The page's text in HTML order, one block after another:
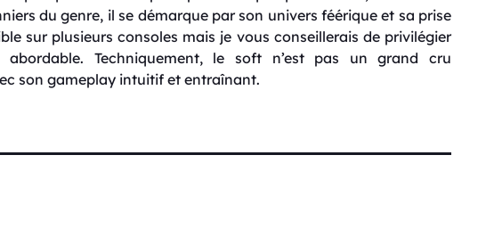
du genre, il se démarque par son univers féérique et sa prise
sur plusieurs consoles mais je vous conseillerais de privilégier
Techniquement, le soft n’est pas un grand cru
son gameplay intuitif et entraînant.